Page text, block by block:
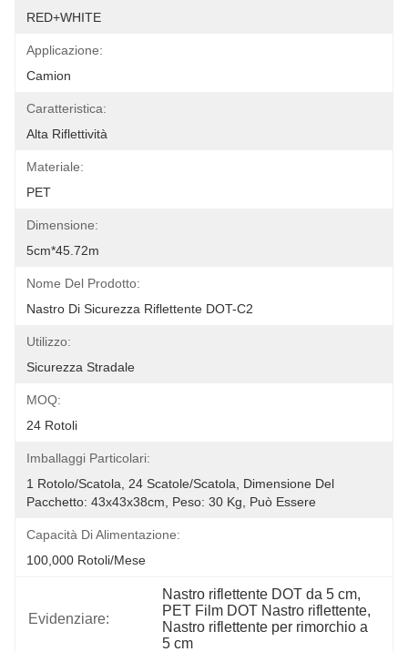
RED+WHITE
Applicazione:
Camion
Caratteristica:
Alta Riflettività
Materiale:
PET
Dimensione:
5cm*45.72m
Nome Del Prodotto:
Nastro Di Sicurezza Riflettente DOT-C2
Utilizzo:
Sicurezza Stradale
MOQ:
24 Rotoli
Imballaggi Particolari:
1 Rotolo/scatola, 24 Scatole/scatola, Dimensione Del
Pacchetto: 43x43x38cm, Peso: 30 Kg, Può Essere
Capacità Di Alimentazione:
100,000 Rotoli/mese
Evidenziare:
Nastro riflettente DOT da 5 cm,
PET Film DOT Nastro riflettente,
Nastro riflettente per rimorchio a
5 cm